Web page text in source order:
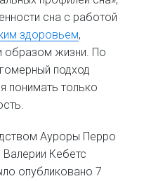
сна с работой
здоровьем,
образом жизни. По
подход
понимать только
Ауроры Перро
Валерии Кебетс
опубликовано 7